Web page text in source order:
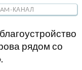
КАНАЛ
рядом со